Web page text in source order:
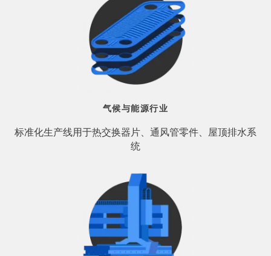
气候与能源行业
标准化生产线用于热交换器片、通风管零件、屋顶排水系
统